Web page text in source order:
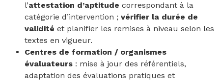
l’attestation d’aptitude correspondant à la
catégorie d’intervention ; vérifier la durée de
validité et planifier les remises à niveau selon les
textes en vigueur.
Centres de formation / organismes
évaluateurs : mise à jour des référentiels,
adaptation des évaluations pratiques et